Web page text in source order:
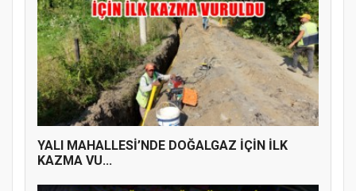
YENİ PARTİ TERME İLÇE BAŞKANLIĞINDA
ÜYE KATILIM PROGRAMI
YALI MAHALLESİ’NDE DOĞALGAZ İÇİN İLK
KAZMA VU...